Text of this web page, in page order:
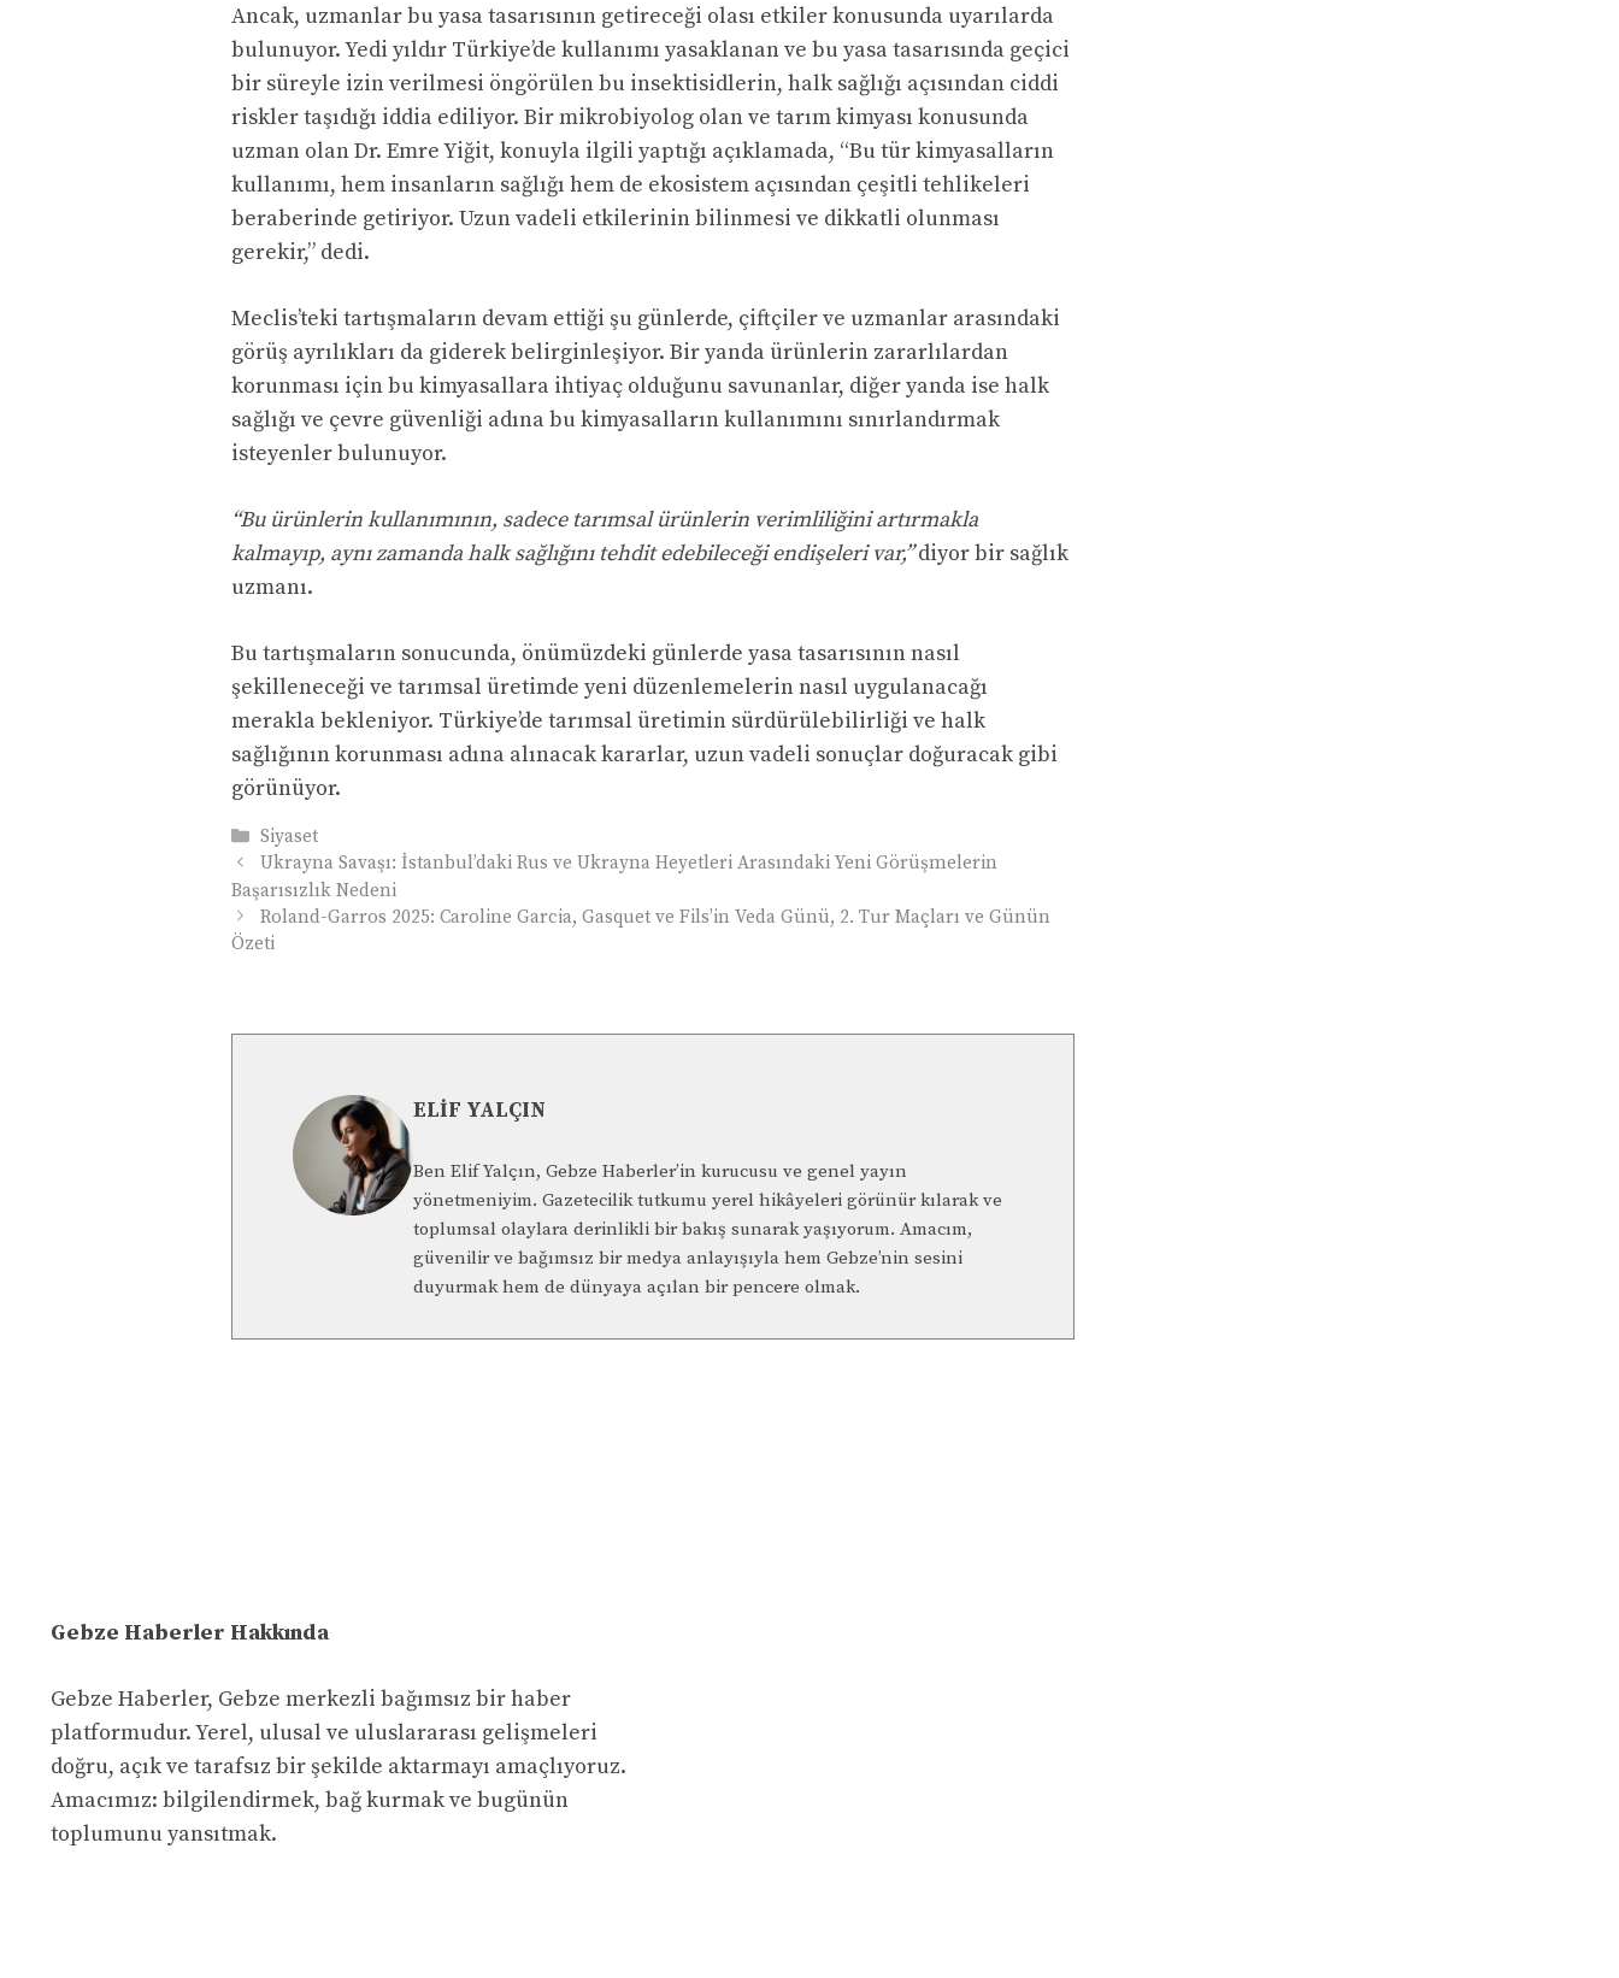
Ancak, uzmanlar bu yasa tasarısının getireceği olası etkiler konusunda uyarılarda
bulunuyor. Yedi yıldır Türkiye’de kullanımı yasaklanan ve bu yasa tasarısında geçici
bir süreyle izin verilmesi öngörülen bu insektisidlerin, halk sağlığı açısından ciddi
riskler taşıdığı iddia ediliyor. Bir mikrobiyolog olan ve tarım kimyası konusunda
uzman olan Dr. Emre Yiğit, konuyla ilgili yaptığı açıklamada, “Bu tür kimyasalların
kullanımı, hem insanların sağlığı hem de ekosistem açısından çeşitli tehlikeleri
beraberinde getiriyor. Uzun vadeli etkilerinin bilinmesi ve dikkatli olunması
gerekir,” dedi.
Meclis’teki tartışmaların devam ettiği şu günlerde, çiftçiler ve uzmanlar arasındaki
görüş ayrılıkları da giderek belirginleşiyor. Bir yanda ürünlerin zararlılardan
korunması için bu kimyasallara ihtiyaç olduğunu savunanlar, diğer yanda ise halk
sağlığı ve çevre güvenliği adına bu kimyasalların kullanımını sınırlandırmak
isteyenler bulunuyor.
“Bu ürünlerin kullanımının, sadece tarımsal ürünlerin verimliliğini artırmakla
kalmayıp, aynı zamanda halk sağlığını tehdit edebileceği endişeleri var,”diyor bir sağlık
uzmanı.
Bu tartışmaların sonucunda, önümüzdeki günlerde yasa tasarısının nasıl
şekilleneceği ve tarımsal üretimde yeni düzenlemelerin nasıl uygulanacağı
merakla bekleniyor. Türkiye’de tarımsal üretimin sürdürülebilirliği ve halk
sağlığının korunması adına alınacak kararlar, uzun vadeli sonuçlar doğuracak gibi
görünüyor.
Kategoriler
Siyaset
Ukrayna Savaşı: İstanbul’daki Rus ve Ukrayna Heyetleri Arasındaki Yeni Görüşmelerin
Başarısızlık Nedeni
Roland-Garros 2025: Caroline Garcia, Gasquet ve Fils’in Veda Günü, 2. Tur Maçları ve Günün
Özeti
ELIF YALÇIN
Ben Elif Yalçın, Gebze Haberler’in kurucusu ve genel yayın
yönetmeniyim. Gazetecilik tutkumu yerel hikâyeleri görünür kılarak ve
toplumsal olaylara derinlikli bir bakış sunarak yaşıyorum. Amacım,
güvenilir ve bağımsız bir medya anlayışıyla hem Gebze’nin sesini
duyurmak hem de dünyaya açılan bir pencere olmak.
Gebze Haberler Hakkında
Gebze Haberler, Gebze merkezli bağımsız bir haber
platformudur. Yerel, ulusal ve uluslararası gelişmeleri
doğru, açık ve tarafsız bir şekilde aktarmayı amaçlıyoruz.
Amacımız: bilgilendirmek, bağ kurmak ve bugünün
toplumunu yansıtmak.